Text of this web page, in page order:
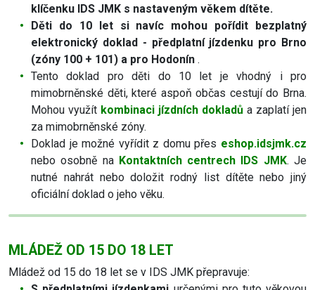
klíčenku IDS JMK s nastaveným věkem dítěte.
Děti do 10 let si navíc mohou pořídit bezplatný
elektronický doklad - předplatní jízdenku pro Brno
(zóny 100 + 101) a pro Hodonín .
Tento doklad pro děti do 10 let je vhodný i pro
mimobrněnské děti, které aspoň občas cestují do Brna.
Mohou využít kombinaci jízdních dokladů a zaplatí jen
za mimobrněnské zóny.
Doklad je možné vyřídit z domu přes eshop.idsjmk.cz
nebo osobně na Kontaktních centrech IDS JMK. Je
nutné nahrát nebo doložit rodný list dítěte nebo jiný
oficiální doklad o jeho věku.
MLÁDEŽ OD 15 DO 18 LET
Mládež od 15 do 18 let se v IDS JMK přepravuje: